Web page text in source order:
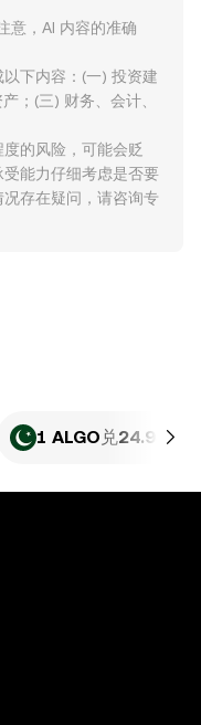
意，AI 内容的准确
下内容：(一) 投资建
；(三) 财务、会计、
的风险，可能会贬
能力仔细考虑是否要
存在疑问，请咨询专
1 ALGO 兑24.95